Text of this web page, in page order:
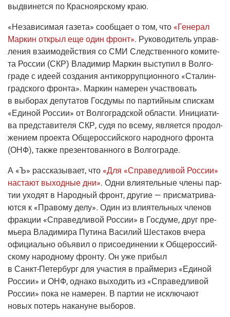
выдви­нет­ся по Крас­но­яр­ско­му краю.
«Неза­ви­си­мая газе­та» сооб­ща­ет о том, что «Гене­рал
Мар­кин открыл еще один фронт». Руко­во­ди­тель управ­
ле­ния вза­и­мо­дей­ствия со СМИ След­ствен­но­го коми­те­
та Рос­сии (СКР) Вла­ди­мир Мар­кин высту­пил в Вол­го­
гра­де с иде­ей созда­ния анти­кор­руп­ци­он­но­го «Ста­лин­
град­ско­го фрон­та». Мар­кин наме­рен участ­во­вать
в выбо­рах депу­та­тов Гос­ду­мы по пар­тий­ным спис­кам
«Еди­ной Рос­сии» от Вол­го­град­ской обла­сти. Ини­ци­а­ти­
ва пред­ста­ви­те­ля СКР, судя по все­му, явля­ет­ся про­дол­
же­ни­ем про­ек­та Обще­рос­сий­ско­го народ­но­го фрон­та
(ОНФ), так­же пре­зен­то­ван­но­го в Волгограде.
А «Ъ» рас­ска­зы­ва­ет, что «Для «Спра­вед­ли­вой Рос­сии»
наста­ют выход­ные дни». Одни вли­я­тель­ные чле­ны пар­
тии ухо­дят в Народ­ный фронт, дру­гие — при­смат­ри­ва­
ют­ся к «Пра­во­му делу». Один из вли­я­тель­ных чле­нов
фрак­ции «Спра­вед­ли­вой Рос­сии» в Гос­ду­ме, друг пре­
мье­ра Вла­ди­ми­ра Пути­на Васи­лий Шеста­ков вче­ра
офи­ци­аль­но объ­явил о при­со­еди­не­нии к Обще­рос­сий­
ско­му народ­но­му фрон­ту. Он уже при­был
в Санкт-Петер­бург для уча­стия в прай­ме­риз «Еди­ной
Рос­сии» и ОНФ, одна­ко выхо­дить из «Спра­вед­ли­вой
Рос­сии» пока не наме­рен. В пар­тии не исклю­ча­ют
новых потерь нака­нуне выборов.